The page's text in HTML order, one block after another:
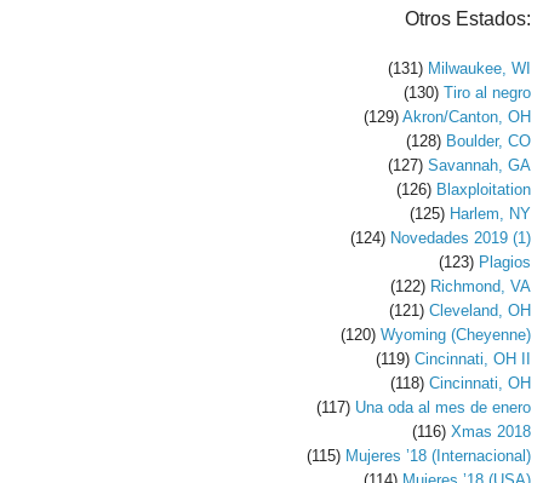
Otros Estados:
(131) Milwaukee, WI
(130) Tiro al negro
(129) Akron/Canton, OH
(128) Boulder, CO
(127) Savannah, GA
(126) Blaxploitation
(125) Harlem, NY
(124) Novedades 2019 (1)
(123) Plagios
(122) Richmond, VA
(121) Cleveland, OH
(120) Wyoming (Cheyenne)
(119) Cincinnati, OH II
(118) Cincinnati, OH
(117) Una oda al mes de enero
(116) Xmas 2018
(115) Mujeres ’18 (Internacional)